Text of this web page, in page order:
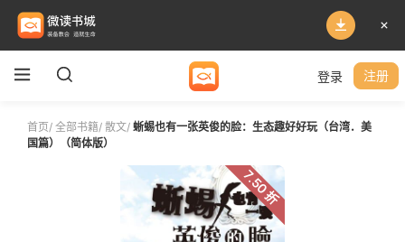
登录 注册
首页/ 全部书籍/ 散文/ 蜥蜴也有一张英俊的脸：生态趣好好玩（台湾．美
国篇）（简体版）
7.50 折